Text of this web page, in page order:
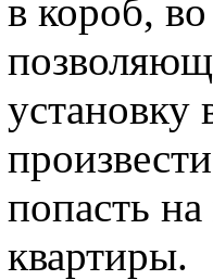
в короб,
установку
попасть
квартиры.